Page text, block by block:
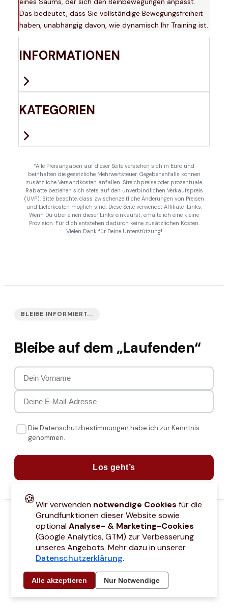
Das bedeutet, dass Sie vollständige Bewegungsfreiheit
haben, unabhängig davon, wie dynamisch Ihr Training ist.
INFORMATIONEN
KATEGORIEN
*Alle Preisangaben auf dieser Seite verstehen sich in Euro und
beinhalten die gesetzliche Mehrwertsteuer. Gegebenenfalls können
zusätzliche Versandkosten anfallen. Streichpreise oder prozentuale
Rabatte beziehen sich stets auf den unverbindlichen Verkaufspreis
(UVP). Bitte beachte, dass zwischenzeitliche Änderungen von Preisen
und Lieferkosten möglich sind. Diese Seite verwendet Affiliate-Links.
Wenn Du über einen dieser Links einkaufst, erhalte ich eine kleine
Provision. Für dich entstehen dadurch keine zusätzlichen Kosten.
Vielen Dank für Deine Unterstützung!
BLEIBE INFORMIERT...
Bleibe auf dem „Laufenden“
Die Datenschutzbestimmungen habe ich zur Kenntnis
genommen.
Los geht’s
© 2021 –
by Joyce Hübner | All Rights Reserved
🍪Wir verwenden notwendige Cookies für die
Grundfunktionen dieser Website sowie
optionalAnalyse- & Marketing-Cookies
(Google Analytics, GTM) zur Verbesserung
unseres Angebots. Mehr dazu in unserer
Datenschutzerklärung.
Alle akzeptieren Nur Notwendige